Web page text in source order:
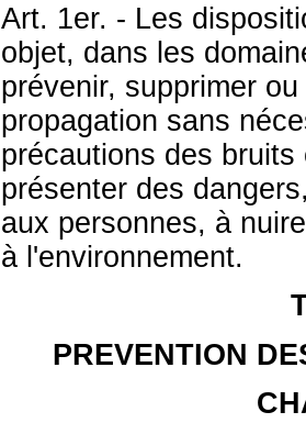
Art. 1er. - Les
objet, dans les
prévenir, supprimer
propagation sans
précautions des
présenter des
aux personnes, à
à l'environnement.
PREVENTION